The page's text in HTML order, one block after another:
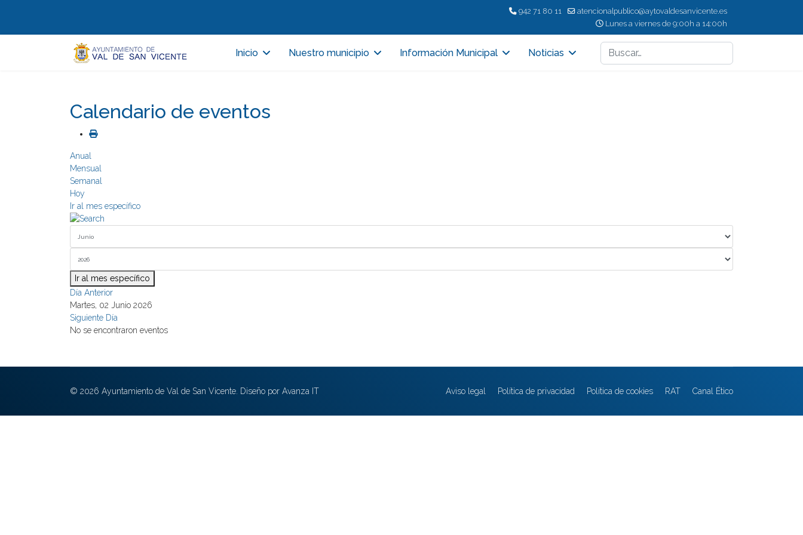
942 71 80 11
atencionalpublico@aytovaldesanvicente.es
Lunes a viernes de 9:00h a 14:00h
Inicio Nuestro municipio Información Municipal Noticias
Buscar
Calendario de eventos
Anual
Mensual
Semanal
Hoy
Ir al mes específico
Ir al mes específico
Día Anterior
Martes, 02 Junio 2026
Siguiente Día
No se encontraron eventos
© 2026 Ayuntamiento de Val de San Vicente. Diseño por Avanza IT Aviso legal Política de privacidad Política de cookies RAT Canal Ético